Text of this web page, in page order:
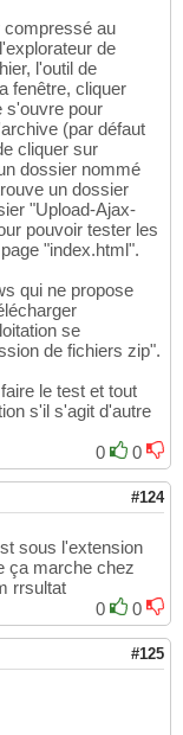
compressé au
de
l'outil de
fenêtre, cliquer
s'ouvre pour
(par défaut
cliquer sur
dossier nommé
un dossier
"Upload-Ajax-
pouvoir tester les
"index.html".
qui ne propose
se
de fichiers zip".
le test et tout
s'il s'agit d'autre
0
0
#124
sous l'extension
ça marche chez
rrsultat
0
0
#125